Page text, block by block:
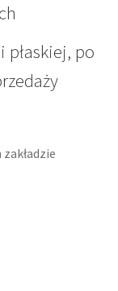
płaskiej, po